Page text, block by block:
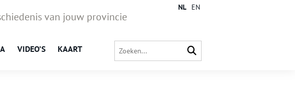
van jouw provincie
VIDEO’S KAART
NL EN